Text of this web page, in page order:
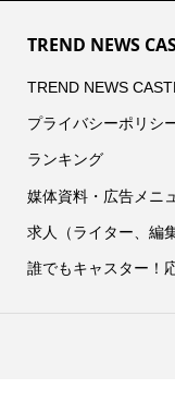
TREND NEWS
TREND NEWS
プライバシーポリシ
ランキング
媒体資料・広告メニ
求人（ライター、編
誰でもキャスター！